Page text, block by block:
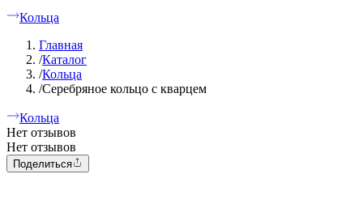
Кольца
Главная
/Каталог
/Кольца
/Серебряное кольцо с кварцем
Кольца
Нет отзывов
Нет отзывов
Поделиться